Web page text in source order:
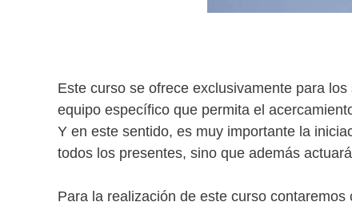
Este curso se ofrece exclusivamente para
equipo específico que permita el
Y en este sentido, es muy importante la
todos los presentes, sino que además
Para la realización de este curso contaremos